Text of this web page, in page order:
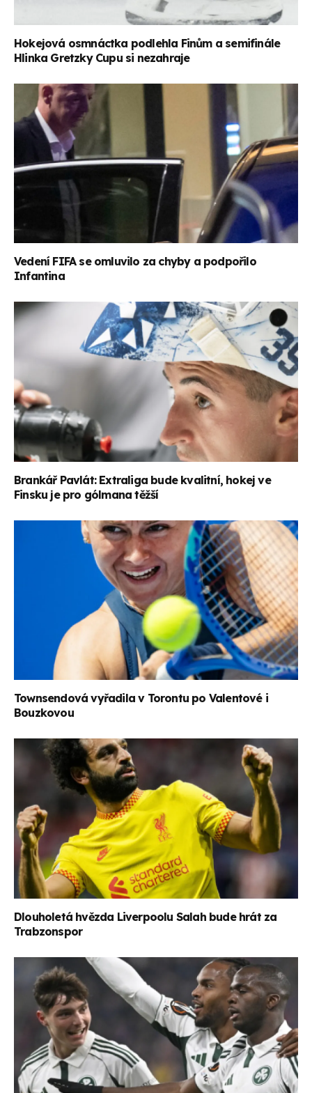
Hokejová osmnáctka podlehla Finům a semifinále
Hlinka Gretzky Cupu si nezahraje
Vedení FIFA se omluvilo za chyby a podpořilo
Infantina
Brankář Pavlát: Extraliga bude kvalitní, hokej ve
Finsku je pro gólmana těžší
Townsendová vyřadila v Torontu po Valentové i
Bouzkovou
Dlouholetá hvězda Liverpoolu Salah bude hrát za
Trabzonspor